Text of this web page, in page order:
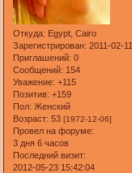
Откуда: Egypt, Cairo
Зарегистрирован: 2011-02-11
Приглашений: 0
Сообщений: 154
Уважение: +115
Позитив: +159
Пол: Женский
Возраст: 53[1972-12-06]
Провел на форуме:
3 дня 6 часов
Последний визит:
2012-05-23 15:42:04